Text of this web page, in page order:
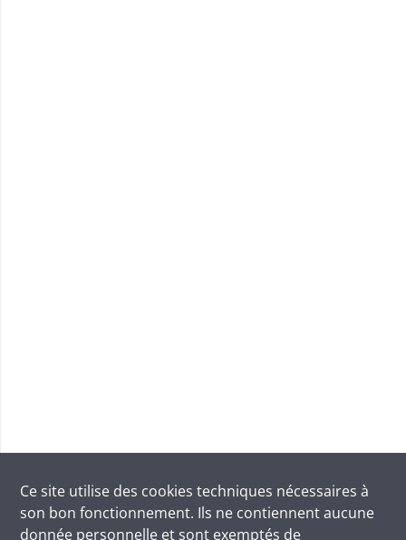
Ce site utilise des cookies techniques nécessaires à
son bon fonctionnement. Ils ne contiennent aucune
donnée personnelle et sont exemptés de